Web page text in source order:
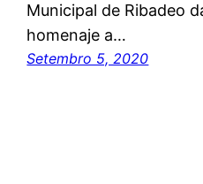
Municipal de Ribadeo
homenaje a…
Setembro 5, 2020